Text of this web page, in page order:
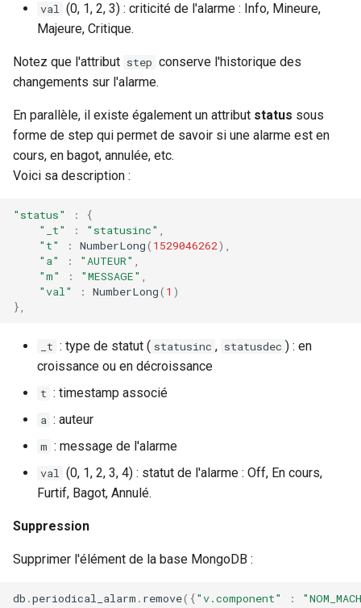
val (0, 1, 2, 3) : criticité de l'alarme : Info, Mineure,
Majeure, Critique.
Notez que l'attribut step conserve l'historique des
changements sur l'alarme.
En parallèle, il existe également un attribut status sous
forme de step qui permet de savoir si une alarme est en
cours, en bagot, annulée, etc.
Voici sa description :
"status" :
{
"_t"
: "statusinc"
"t"
: NumberLong( 1529046262),
"a"
: "AUTEUR"
"m"
: "MESSAGE"
"val"
: NumberLong( 1 )
},
_t : type de statut ( statusinc , statusdec ) : en
croissance ou en décroissance
t : timestamp associé
a : auteur
m : message de l'alarme
val (0, 1, 2, 3, 4) : statut de l'alarme : Off, En cours,
Furtif, Bagot, Annulé.
Suppression
Supprimer l'élément de la base MongoDB :
db .periodical_alarm . remove({"v.component" :